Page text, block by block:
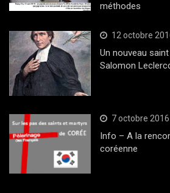
méthodes
12 octobre
Un nouveau
Salomon
7 octobre 2016
Info – A la
coréenne